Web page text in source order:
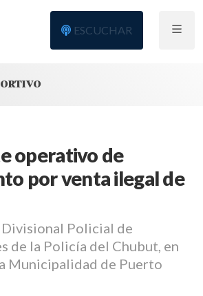
ESCUCHAR
operativo de
por venta ilegal de
Divisional Policial de
de la Policía del Chubut, en
Municipalidad de Puerto